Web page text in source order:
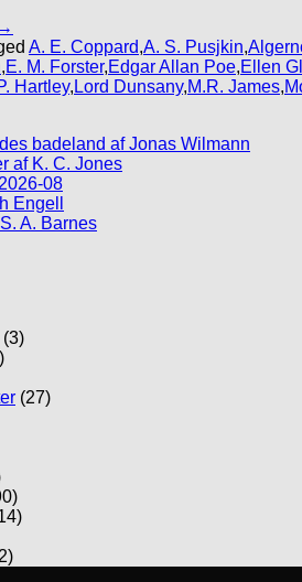
→
A. E. Coppard,A. S. Pusjkin,
,E. M. Forster,Edgar Allan Poe,Ellen
Hartley, Lord Dunsany,M.R. James,
badeland af Jonas Wilmann
af K. C. Jones
08
Engell
A. Barnes
(3)
(27)